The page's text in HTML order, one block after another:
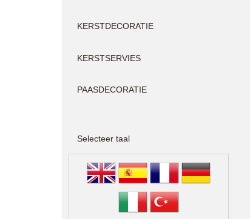
KERSTDECORATIE
KERSTSERVIES
PAASDECORATIE
Selecteer taal